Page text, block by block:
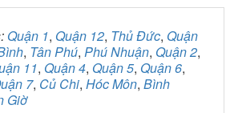
Quận 1, Quận 12, Thủ Đức, Quận
, Tân Phú, Phú Nhuận, Quận 2,
11, Quận 4, Quận 5, Quận 6,
7, Củ Chi, Hóc Môn, Bình
Giờ